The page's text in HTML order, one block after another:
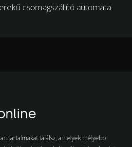
csomagszállító automata
tartalmakat találsz, amelyek mélyebb